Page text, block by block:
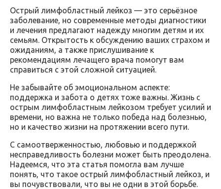
Острый лимфобластный лейкоз — это серьёзное
заболевание, но современные методы диагностики
и лечения предлагают надежду многим детям и их
семьям. Открытость к обсуждению ваших страхом и
ожиданиям, а также прислушивание к
рекомендациям лечащего врача помогут вам
справиться с этой сложной ситуацией.
Не забывайте об эмоциональном аспекте:
поддержка и забота о детях тоже важны. Жизнь с
острым лимфобластным лейкозом требует усилий и
времени, но важна не только победа над болезнью,
но и качество жизни на протяжении всего пути.
С самоотверженностью, любовью и поддержкой
несправедливость болезни может быть преодолена.
Надеемся, что эта статья помогла вам лучше
понять, что такое острый лимфобластный лейкоз, и
вы почувствовали, что вы не одни в этой борьбе.